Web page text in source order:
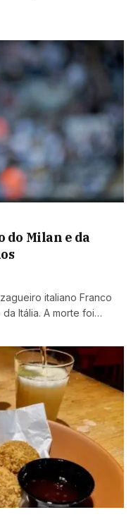
do Milan e da
italiano Franco
Itália. A morte foi…